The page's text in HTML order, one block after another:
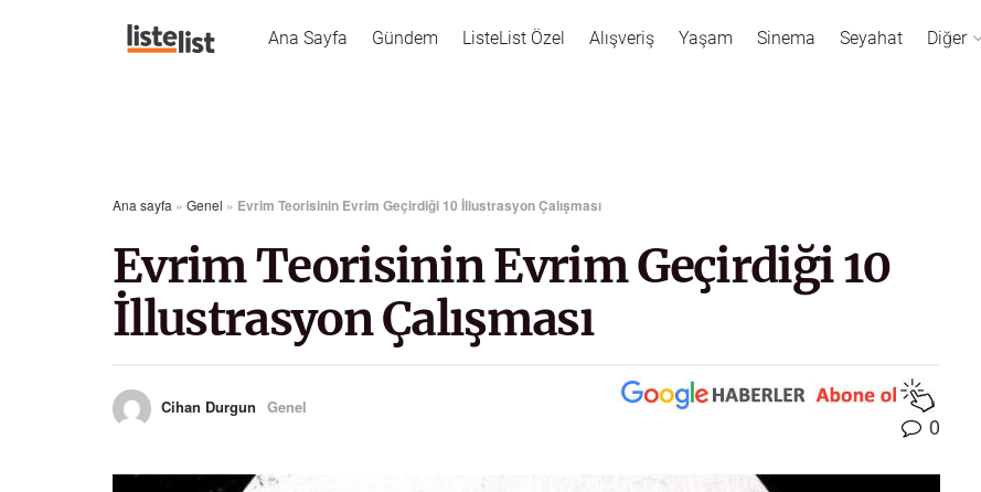
Ana Sayfa Gündem ListeList Özel Alışveriş Yaşam Sinema Seyahat Diğer
Ana sayfa » Genel » Evrim Teorisinin Evrim Geçirdiği 10 İllustrasyon Çalışması
Evrim Teorisinin Evrim Geçirdiği 10
İllustrasyon Çalışması
Cihan Durgun Genel
0